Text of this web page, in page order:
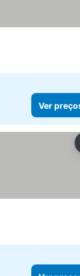
Ver